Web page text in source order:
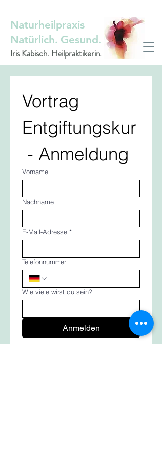
Naturheilpraxis
Natürlich. Gesund.
Iris Kabisch. Heilpraktikerin.
Vortrag
Entgiftungskur
- Anmeldung
Vorname
Nachname
E-Mail-Adresse *
Telefonnummer
Wie viele wirst du sein?
Anmelden